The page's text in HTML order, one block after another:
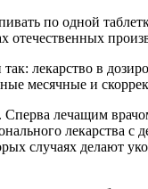
по одной
отечественных
лекарство в
месячные и
лечащим
лекарства с
случаях делают